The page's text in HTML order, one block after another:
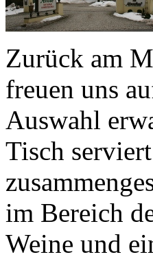
Zurück am
freuen uns
Auswahl
Tisch
im Bereich
Weine und